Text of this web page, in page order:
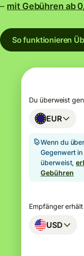
– mit Gebühren ab
So funktionieren
Du überweist
EUR
Wenn du
Gegenwert
überweist,
Gebühren
Empfänger erhält
USD